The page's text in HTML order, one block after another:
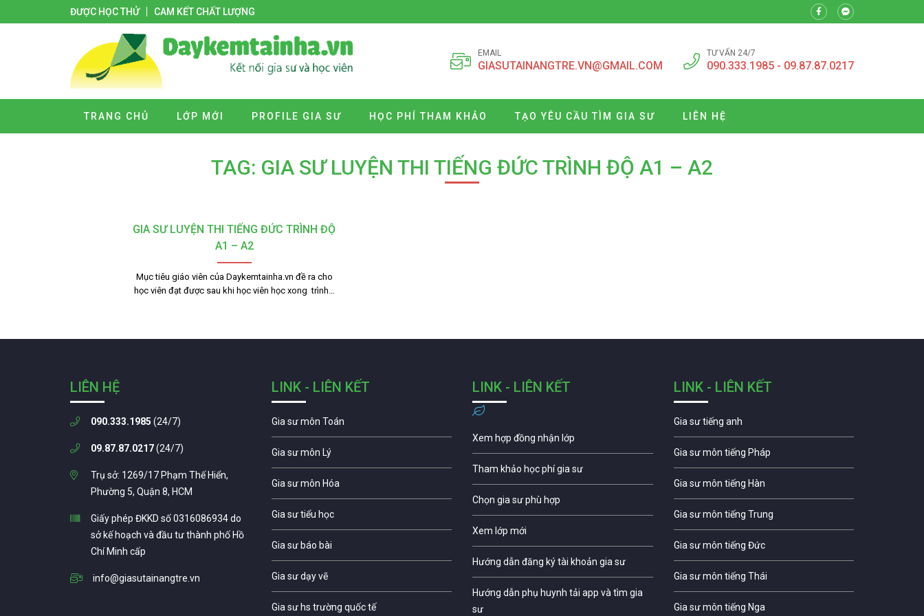
ĐƯỢC HỌC THỬ CAM KẾT CHẤT LƯỢNG
EMAIL
GIASUTAINANGTRE.VN@GMAIL.COM
TƯ VẤN 24/7
090.333.1985 - 09.87.87.0217
TRANG CHỦ LỚP MỚI PROFILE GIA SƯ HỌC PHÍ THAM KHẢO TẠO YÊU CẦU TÌM GIA SƯ LIÊN HỆ
TAG: GIA SƯ LUYỆN THI TIẾNG ĐỨC TRÌNH ĐỘ A1 – A2
GIA SƯ LUYỆN THI TIẾNG ĐỨC TRÌNH ĐỘ
A1 – A2
Mục tiêu giáo viên của Daykemtainha.vn đề ra cho
học viên đạt được sau khi học viên học xong trình…
LIÊN HỆ
090.333.1985 (24/7)
09.87.87.0217(24/7)
Trụ sở: 1269/17 Phạm Thế Hiển,
Phường 5, Quận 8, HCM
Giấy phép ĐKKD số 0316086934 do
sở kế hoạch và đầu tư thành phố Hồ
Chí Minh cấp
info@giasutainangtre.vn
LINK - LIÊN KẾT
Gia sư môn Toán
Gia sư môn Lý
Gia sư môn Hóa
Gia sư tiểu học
Gia sư báo bài
Gia sư dạy vẽ
Gia sư hs trường quốc tế
LINK - LIÊN KẾT
Xem hợp đồng nhận lớp
Tham khảo học phí gia sư
Chọn gia sư phù hợp
Xem lớp mới
Hướng dẫn đăng ký tài khoản gia sư
Hướng dẫn phụ huynh tải app và tìm gia
sư
LINK - LIÊN KẾT
Gia sư tiếng anh
Gia sư môn tiếng Pháp
Gia sư môn tiếng Hàn
Gia sư môn tiếng Trung
Gia sư môn tiếng Đức
Gia sư môn tiếng Thái
Gia sư môn tiếng Nga